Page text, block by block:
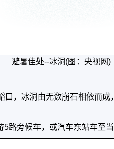
避暑佳处--冰洞(图：央视网)
口，冰洞由无数崩石相依而
5路旁候车，或汽车东站车至